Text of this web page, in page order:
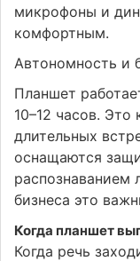
микрофоны и
комфортным.
Автономность и
Планшет
10–12 часов. Это
длительных
оснащаются
распознаванием
бизнеса это
Когда планшет
Когда речь